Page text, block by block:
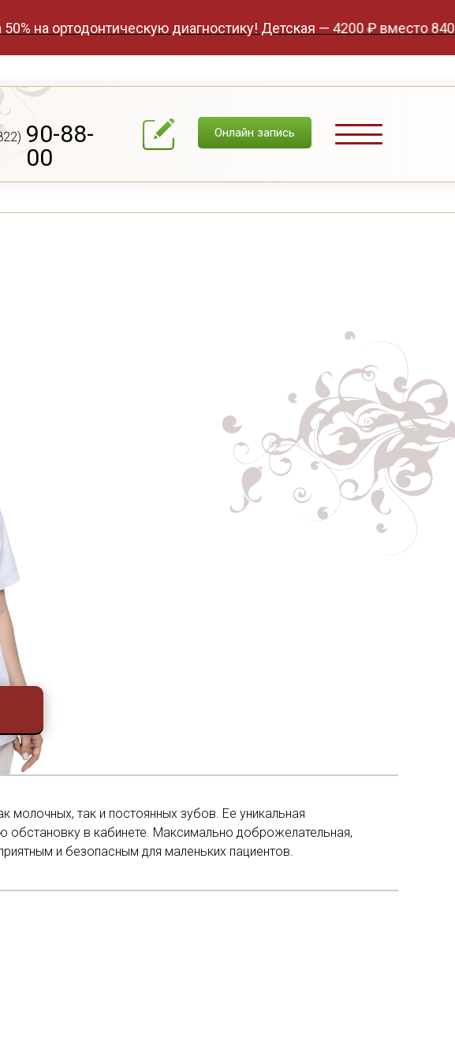
диагностику! Детская — 4200 ₽ вместо 8400 ₽,
90-88-
00
Онлайн запись
так и постоянных зубов. Ее уникальная
в кабинете. Максимально доброжелательная,
и безопасным для маленьких пациентов.